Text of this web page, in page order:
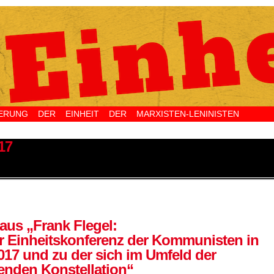
DER EINHEIT DER MARXISTEN-LENINISTEN
„Frank Flegel:
Einheitskonferenz der Kommunisten in
und zu der sich im Umfeld der
Konstellation“